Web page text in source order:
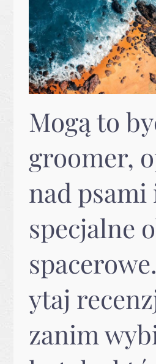
Mogą to
groomer,
nad psami
specjalne
ytaj
zanim